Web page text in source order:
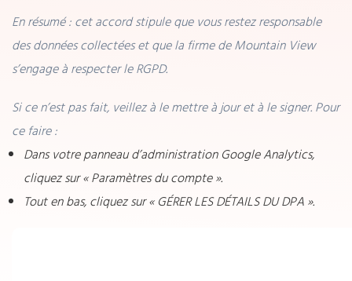
En résumé : cet accord stipule que vous restez responsable
des données collectées et que la firme de Mountain View
s’engage à respecter le RGPD.
Si ce n’est pas fait, veillez à le mettre à jour et à le signer. Pour
ce faire :
Dans votre panneau d’administration Google Analytics,
cliquez sur « Paramètres du compte ».
Tout en bas, cliquez sur « GÉRER LES DÉTAILS DU DPA ».